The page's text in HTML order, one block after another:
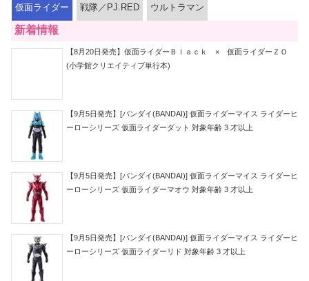
仮面ライダー 戦隊／PJ.RED ウルトラマン
新着情報
【8月20日発売】仮面ライダーＢｌａｃｋ × 仮面ライダーＺＯ
(小学館クリエイティブ単行本)
【9月5日発売】[バンダイ(BANDAI)] 仮面ライダーマイス ライダーヒ
ーローシリーズ 仮面ライダーダット 対象年齢 3 才以上
【9月5日発売】[バンダイ(BANDAI)] 仮面ライダーマイス ライダーヒ
ーローシリーズ 仮面ライダーマオウ 対象年齢 3 才以上
【9月5日発売】[バンダイ(BANDAI)] 仮面ライダーマイス ライダーヒ
ーローシリーズ 仮面ライダーリド 対象年齢 3 才以上